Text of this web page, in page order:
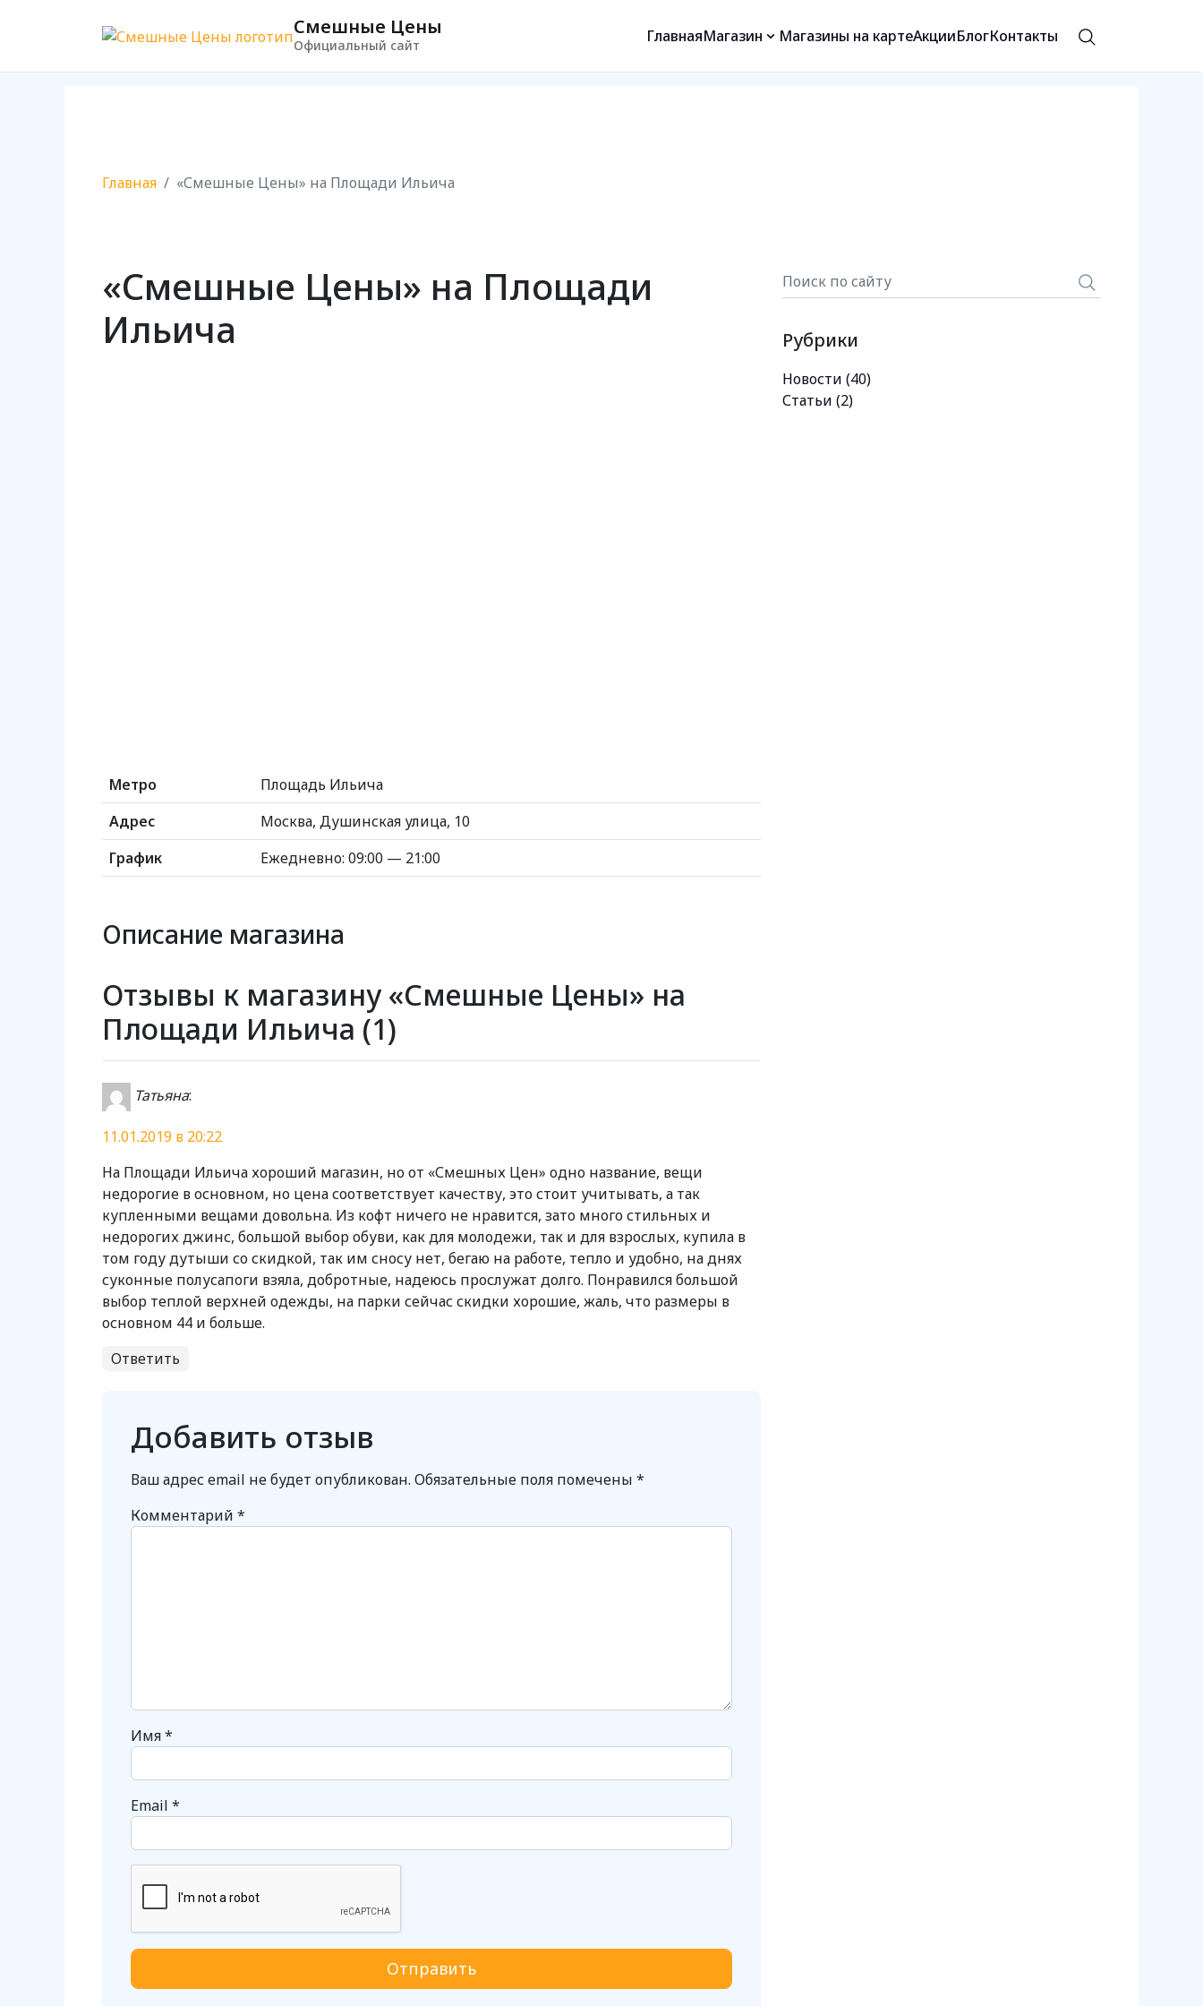
Смешные Цены
Официальный сайт ГлавнаяМагазин Магазины на картеАкцииБлогКонтакты
Главная «Смешные Цены» на Площади Ильича
«Смешные Цены» на Площади
Ильича
Метро
Площадь Ильича
Адрес
Москва, Душинская улица, 10
График
Ежедневно: 09:00 — 21:00
Описание магазина
Отзывы к магазину «Смешные Цены» на
Площади Ильича (1)
Татьяна:
11.01.2019 в 20:22
На Площади Ильича хороший магазин, но от «Смешных Цен» одно название, вещи
недорогие в основном, но цена соответствует качеству, это стоит учитывать, а так
купленными вещами довольна. Из кофт ничего не нравится, зато много стильных и
недорогих джинс, большой выбор обуви, как для молодежи, так и для взрослых, купила в
том году дутыши со скидкой, так им сносу нет, бегаю на работе, тепло и удобно, на днях
суконные полусапоги взяла, добротные, надеюсь прослужат долго. Понравился большой
выбор теплой верхней одежды, на парки сейчас скидки хорошие, жаль, что размеры в
основном 44 и больше.
Ответить
Добавить отзыв
Ваш адрес email не будет опубликован. Обязательные поля помечены *
Комментарий *
Имя*
Email *
Рубрики
Новости (40)
Статьи (2)